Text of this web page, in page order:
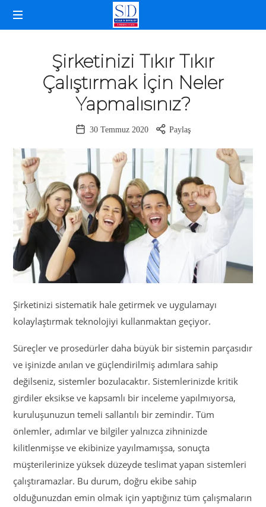
KOÇLUĞUŞirketinizi Tıkır Tıkır
Çalıştırmak İçin Neler
Yapmalısınız?
30 Temmuz 2020 Paylaş
Şirketinizi sistematik hale getirmek ve uygulamayı
kolaylaştırmak teknolojiyi kullanmaktan geçiyor.
Süreçler ve prosedürler daha büyük bir sistemin parçasıdır
ve işinizde anılan ve güçlendirilmiş adımlara sahip
değilseniz, sistemler bozulacaktır. Sistemlerinizde kritik
girdiler eksikse ve kapsamlı bir inceleme yapılmıyorsa,
kuruluşunuzun temeli sallantılı bir zemindir. Tüm
önlemler, adımlar ve bilgiler yalnızca zihninizde
kilitlenmişse ve ekibinize yayılmamışsa, sonuçta
müşterilerinize yüksek düzeyde teslimat yapan sistemleri
çalıştıramazlar. Bu durum, doğru ekibe sahip
olduğunuzdan emin olmak için yaptığınız tüm çalışmaların